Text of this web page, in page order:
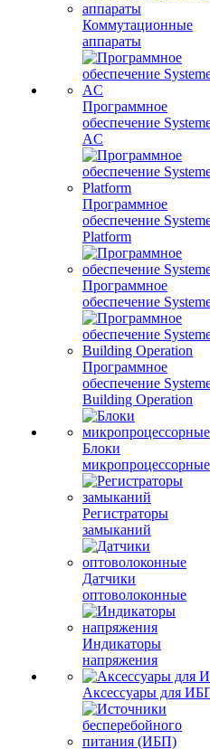
Коммутационные
аппараты
Программное
обеспечение
AC
Программное
обеспечение
Platform
Программное
обеспечение
Программное
обеспечение
Building Operation
Блоки
микропроцессорные
Регистраторы
замыканий
Датчики
оптоволоконные
Индикаторы
напряжения
Аксессуары для